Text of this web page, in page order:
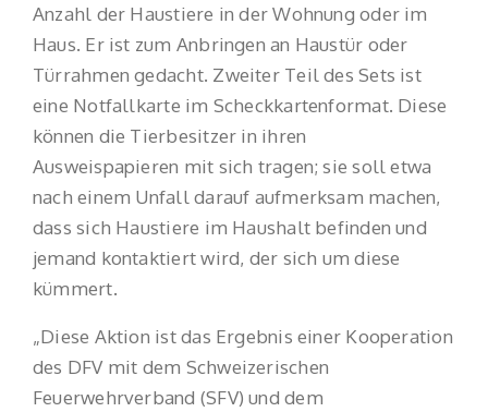
Anzahl der Haustiere in der Wohnung oder im
Haus. Er ist zum Anbringen an Haustür oder
Türrahmen gedacht. Zweiter Teil des Sets ist
eine Notfallkarte im Scheckkartenformat. Diese
können die Tierbesitzer in ihren
Ausweispapieren mit sich tragen; sie soll etwa
nach einem Unfall darauf aufmerksam machen,
dass sich Haustiere im Haushalt befinden und
jemand kontaktiert wird, der sich um diese
kümmert.
„Diese Aktion ist das Ergebnis einer Kooperation
des DFV mit dem Schweizerischen
Feuerwehrverband (SFV) und dem